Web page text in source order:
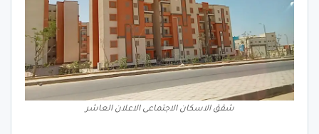
شقق الاسكان الاجتماعى الاعلان العاشر